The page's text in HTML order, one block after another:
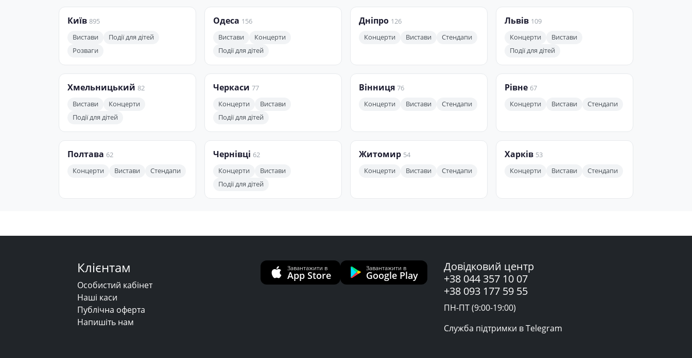
Київ 895
Вистави
Події для дітей
Розваги
Одеса 156
Вистави
Концерти
Події для дітей
Дніпро 126
Концерти
Вистави Стендапи
Львів 109
Концерти
Вистави
Події для дітей
Хмельницький 82
Вистави
Концерти
Події для дітей
Черкаси 77
Концерти
Вистави
Події для дітей
Вінниця 76
Концерти
Вистави Стендапи
Рівне 67
Концерти
Вистави Стендапи
Полтава 62
Концерти
Вистави Стендапи
Чернівці 62
Концерти
Вистави
Події для дітей
Житомир 54
Концерти
Вистави Стендапи
Харків 53
Концерти
Вистави Стендапи
Клієнтам
Особистий кабінет
Наші каси
Публічна оферта
Напишіть нам
Завантажити в
App Store
Завантажити в
Google Play
Довідковий центр
+38 044 357 10 07
+38 093 177 59 55
ПН-ПТ (9:00-19:00)
Служба підтримки в Telegram